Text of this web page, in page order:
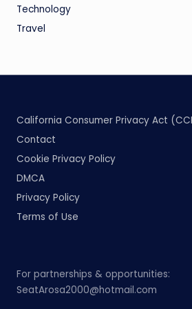
Technology
Travel
California Consumer Privacy Act
Contact
Cookie Privacy Policy
DMCA
Privacy Policy
Terms of Use
For partnerships & opportunities:
SeatArosa2000@hotmail.com